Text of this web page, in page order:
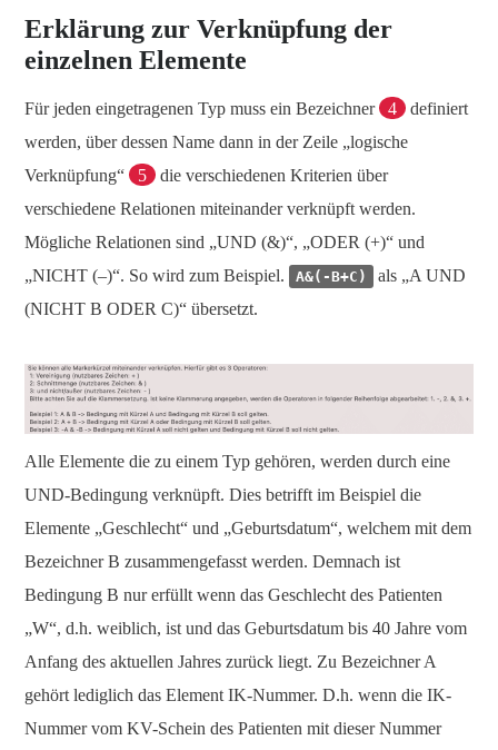
Erklärung zur Verknüpfung der
einzelnen Elemente
Für jeden eingetragenen Typ muss ein Bezeichner 4
definiert
werden, über dessen Name dann in der Zeile „logische
Verknüpfung“
5
die verschiedenen Kriterien über
verschiedene Relationen miteinander verknüpft werden.
Mögliche Relationen sind „UND (&)“, „ODER (+)“ und
„NICHT (–)“. So wird zum Beispiel.
A&(-B+C)
als „A UND
(NICHT B ODER C)“ übersetzt.
Alle Elemente die zu einem Typ gehören, werden durch eine
UND-Bedingung verknüpft. Dies betrifft im Beispiel die
Elemente „Geschlecht“ und „Geburtsdatum“, welchem mit dem
Bezeichner B zusammengefasst werden. Demnach ist
Bedingung B nur erfüllt wenn das Geschlecht des Patienten
„W“, d.h. weiblich, ist und das Geburtsdatum bis 40 Jahre vom
Anfang des aktuellen Jahres zurück liegt. Zu Bezeichner A
gehört lediglich das Element IK-Nummer. D.h. wenn die IK-
Nummer vom KV-Schein des Patienten mit dieser Nummer